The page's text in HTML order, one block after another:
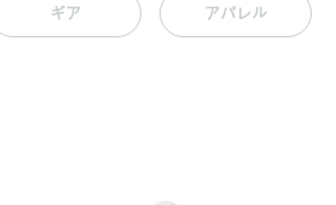
ギア アパレル